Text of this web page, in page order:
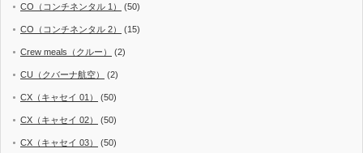
CO（コンチネンタル 1） (50)
CO（コンチネンタル 2） (15)
Crew meals（クルー） (2)
CU（クバーナ航空） (2)
CX（キャセイ 01） (50)
CX（キャセイ 02） (50)
CX（キャセイ 03） (50)